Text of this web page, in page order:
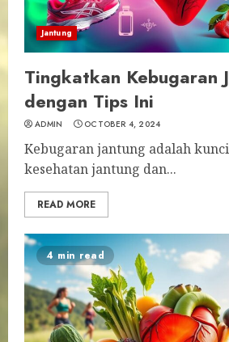
Jantung
Tingkatkan Kebugaran
dengan Tips Ini
ADMIN OCTOBER 4, 2024
Kebugaran jantung adalah
kesehatan jantung dan...
READ MORE
4 min read